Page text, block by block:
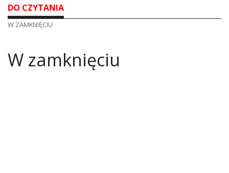
DO CZYTANIA
W ZAMKNIĘCIU
W zamknięciu